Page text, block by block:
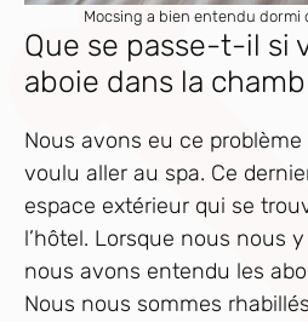
Mocsing a bien entendu dormi
Que se passe-t-il si
aboie dans la
Nous avons eu ce
voulu aller au spa. Ce
espace extérieur qui se
l’hôtel. Lorsque nous nous
nous avons entendu les
Nous nous sommes